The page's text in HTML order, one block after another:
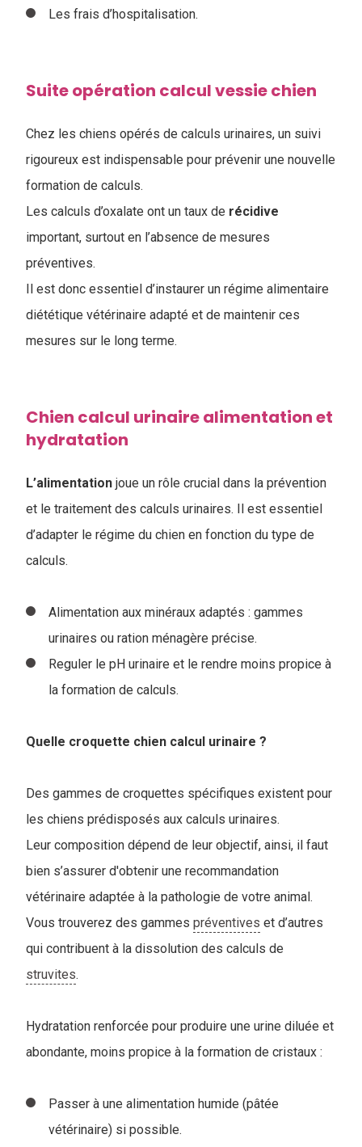
Les frais d’hospitalisation.
Suite opération calcul vessie chien
Chez les chiens opérés de calculs urinaires, un suivi
rigoureux est indispensable pour prévenir une nouvelle
formation de calculs.
Les calculs d’oxalate ont un taux de récidive
important, surtout en l’absence de mesures
préventives.
Il est donc essentiel d’instaurer un régime alimentaire
diététique vétérinaire adapté et de maintenir ces
mesures sur le long terme.
Chien calcul urinaire alimentation et
hydratation
L’alimentation joue un rôle crucial dans la prévention
et le traitement des calculs urinaires. Il est essentiel
d’adapter le régime du chien en fonction du type de
calculs.
Alimentation aux minéraux adaptés : gammes
urinaires ou ration ménagère précise.
Reguler le pH urinaire et le rendre moins propice à
la formation de calculs.
Quelle croquette chien calcul urinaire ?
Des gammes de croquettes spécifiques existent pour
les chiens prédisposés aux calculs urinaires.
Leur composition dépend de leur objectif, ainsi, il faut
bien s’assurer d'obtenir une recommandation
vétérinaire adaptée à la pathologie de votre animal.
Vous trouverez des gammes préventives et d’autres
qui contribuent à la dissolution des calculs de
struvites.
Hydratation renforcée pour produire une urine diluée et
abondante, moins propice à la formation de cristaux :
Passer à une alimentation humide (pâtée
vétérinaire) si possible.